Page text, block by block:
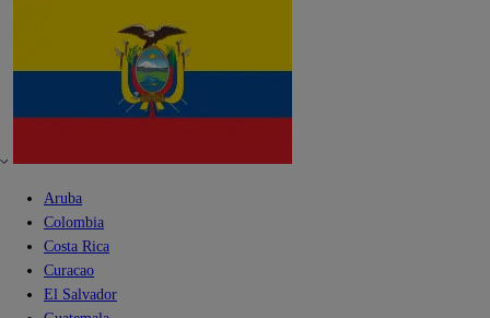
Aruba
Colombia
Costa Rica
Curacao
El Salvador